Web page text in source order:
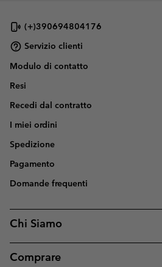
(+)390694804176
Servizio clienti
Modulo di contatto
Resi
Recedi dal contratto
I miei ordini
Spedizione
Pagamento
Domande frequenti
Chi Siamo
Comprare